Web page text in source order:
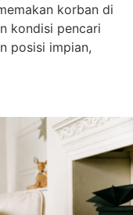
korban di
kondisi pencari
posisi impian,